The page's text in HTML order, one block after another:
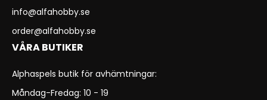
info@alfahobby.se
order@alfahobby.se
VÅRA BUTIKER
Alphaspels butik för avhämtningar:
Måndag-Fredag: 10 - 19